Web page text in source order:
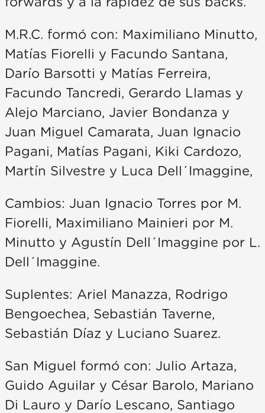
M.R.C. formó con: Maximiliano Minutto,
Matías Fiorelli y Facundo Santana,
Darío Barsotti y Matías Ferreira,
Facundo Tancredi, Gerardo Llamas y
Alejo Marciano, Javier Bondanza y
Juan Miguel Camarata, Juan Ignacio
Pagani, Matías Pagani, Kiki Cardozo,
Martín Silvestre y Luca Dell´Imaggine,
Cambios: Juan Ignacio Torres por M.
Fiorelli, Maximiliano Mainieri por M.
Minutto y Agustín Dell´Imaggine por L.
Dell´Imaggine.
Suplentes: Ariel Manazza, Rodrigo
Bengoechea, Sebastián Taverne,
Sebastián Díaz y Luciano Suarez.
San Miguel formó con: Julio Artaza,
Guido Aguilar y César Barolo, Mariano
Di Lauro y Darío Lescano, Santiago